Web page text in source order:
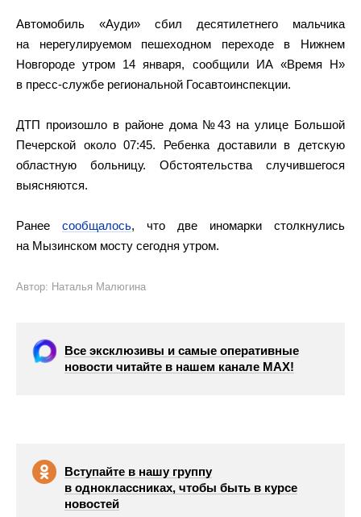
Автомобиль «Ауди» сбил десятилетнего мальчика
на нерегулируемом пешеходном переходе в Нижнем
Новгороде утром 14 января, сообщили ИА «Время Н»
в пресс-службе региональной Госавтоинспекции.
ДТП произошло в районе дома №43 на улице Большой
Печерской около 07:45. Ребенка доставили в детскую
областную больницу. Обстоятельства случившегося
выясняются.
Ранее сообщалось, что две иномарки столкнулись
на Мызинском мосту сегодня утром.
Автор: Наталья Малюгина
Все эксклюзивы и самые оперативные
новости читайте в нашем канале МАХ!
Вступайте в нашу группу
в одноклассниках, чтобы быть в курсе
новостей